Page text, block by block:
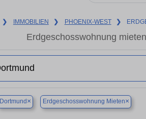
❯ IMMOBILIEN ❯ PHOENIX-WEST ❯
Erdgeschosswohnung
Dortmund × Erdgeschosswohnung Mieten×